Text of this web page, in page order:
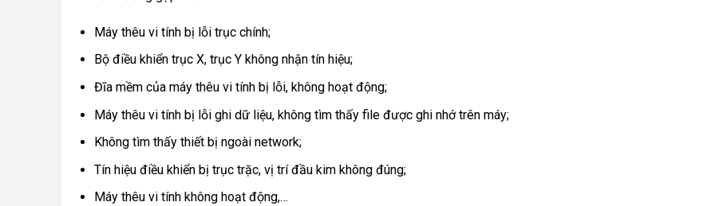
Máy thêu vi tính bị lỗi trục chính;
Bộ điều khiển trục X, trục Y không nhận tín hiệu;
Đĩa mềm của máy thêu vi tính bị lỗi, không hoạt động;
Máy thêu vi tính bị lỗi ghi dữ liệu, không tìm thấy file được ghi nhớ trên máy;
Không tìm thấy thiết bị ngoài network;
Tín hiệu điều khiển bị trục trặc, vị trí đầu kim không đúng;
Máy thêu vi tính không hoạt động,…